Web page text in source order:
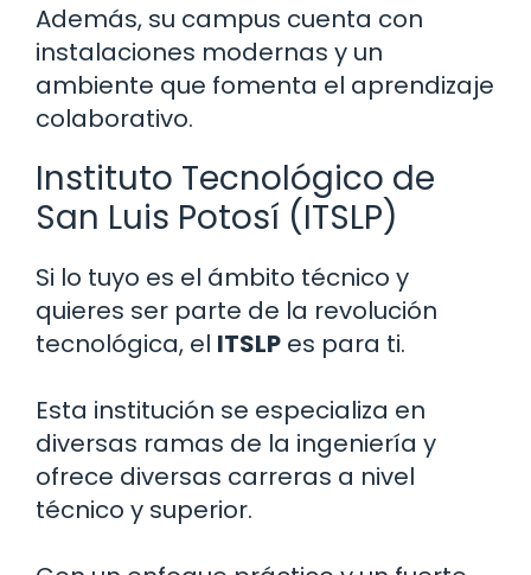
Además, su campus cuenta con
instalaciones modernas y un
ambiente que fomenta el aprendizaje
colaborativo.
Instituto Tecnológico de
San Luis Potosí (ITSLP)
Si lo tuyo es el ámbito técnico y
quieres ser parte de la revolución
tecnológica, el ITSLP es para ti.
Esta institución se especializa en
diversas ramas de la ingeniería y
ofrece diversas carreras a nivel
técnico y superior.